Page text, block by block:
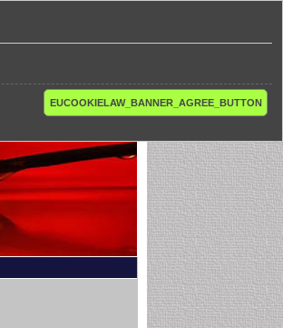
EUCOOKIELAW_BANNER_AGREE_BUTTON